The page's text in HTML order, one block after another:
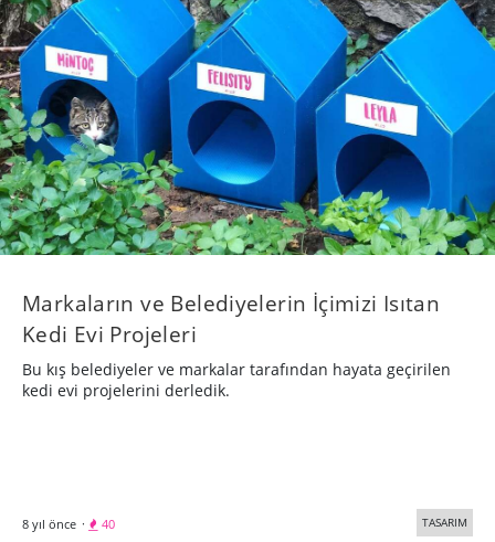
Markaların ve Belediyelerin İçimizi Isıtan
Kedi Evi Projeleri
Bu kış belediyeler ve markalar tarafından hayata geçirilen
kedi evi projelerini derledik.
8 yıl önce · 40 TASARIM